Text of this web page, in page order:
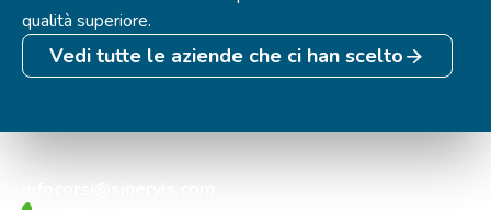
qualità superiore.
Vedi tutte le aziende che ci han scelto